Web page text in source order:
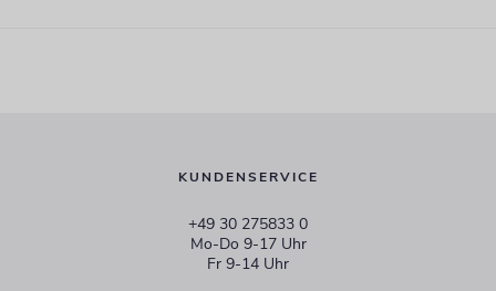
KUNDENSERVICE
+49 30 275833 0
Mo-Do 9-17 Uhr
Fr 9-14 Uhr